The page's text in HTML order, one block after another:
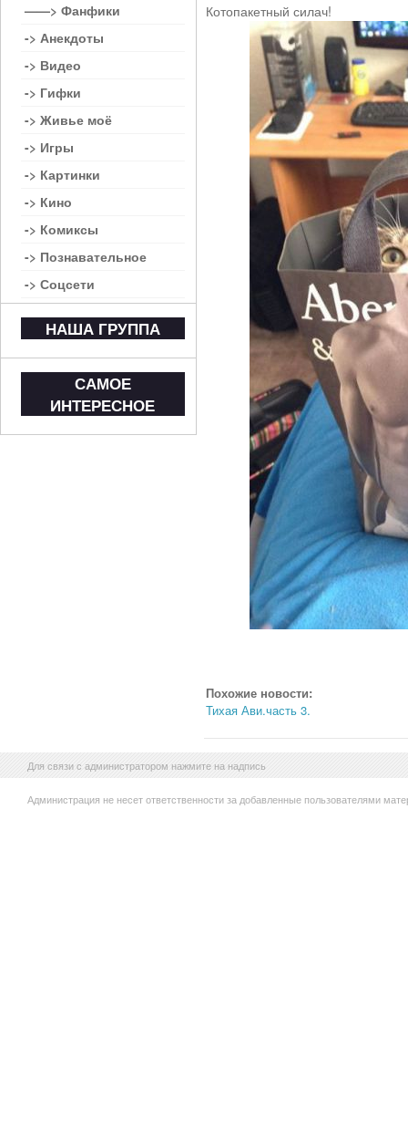
Котопакетный силач!
Похожие новости:
Тихая Ави.часть 3.
——> Фанфики
-> Анекдоты
-> Видео
-> Гифки
-> Живье моё
-> Игры
-> Картинки
-> Кино
-> Комиксы
-> Познавательное
-> Соцсети
НАША ГРУППА
САМОЕ
ИНТЕРЕСНОЕ
Для связи с администратором нажмите на надпись
Администрация не несет ответственности за добавленные пользователями